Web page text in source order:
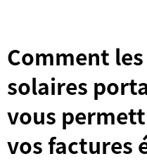
Comment
solaires
vous
vos factures